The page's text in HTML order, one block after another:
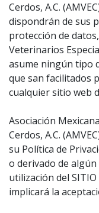
Cerdos, A.C.
dispondrán de sus
protección de
Veterinarios
asume ningún tipo
que san facilitados
cualquier sitio web
Asociación
Cerdos, A.C.
su Política de
o derivado de algún
utilización del
implicará la